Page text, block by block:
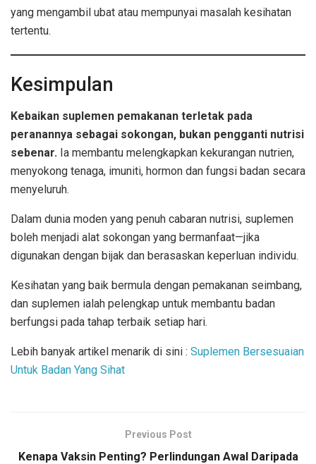
yang mengambil ubat atau mempunyai masalah kesihatan
tertentu.
Kesimpulan
Kebaikan suplemen pemakanan terletak pada
peranannya sebagai sokongan, bukan pengganti nutrisi
sebenar. Ia membantu melengkapkan kekurangan nutrien,
menyokong tenaga, imuniti, hormon dan fungsi badan secara
menyeluruh.
Dalam dunia moden yang penuh cabaran nutrisi, suplemen
boleh menjadi alat sokongan yang bermanfaat—jika
digunakan dengan bijak dan berasaskan keperluan individu.
Kesihatan yang baik bermula dengan pemakanan seimbang,
dan suplemen ialah pelengkap untuk membantu badan
berfungsi pada tahap terbaik setiap hari.
Lebih banyak artikel menarik di sini : Suplemen Bersesuaian
Untuk Badan Yang Sihat
Previous Post
Kenapa Vaksin Penting? Perlindungan Awal Daripada